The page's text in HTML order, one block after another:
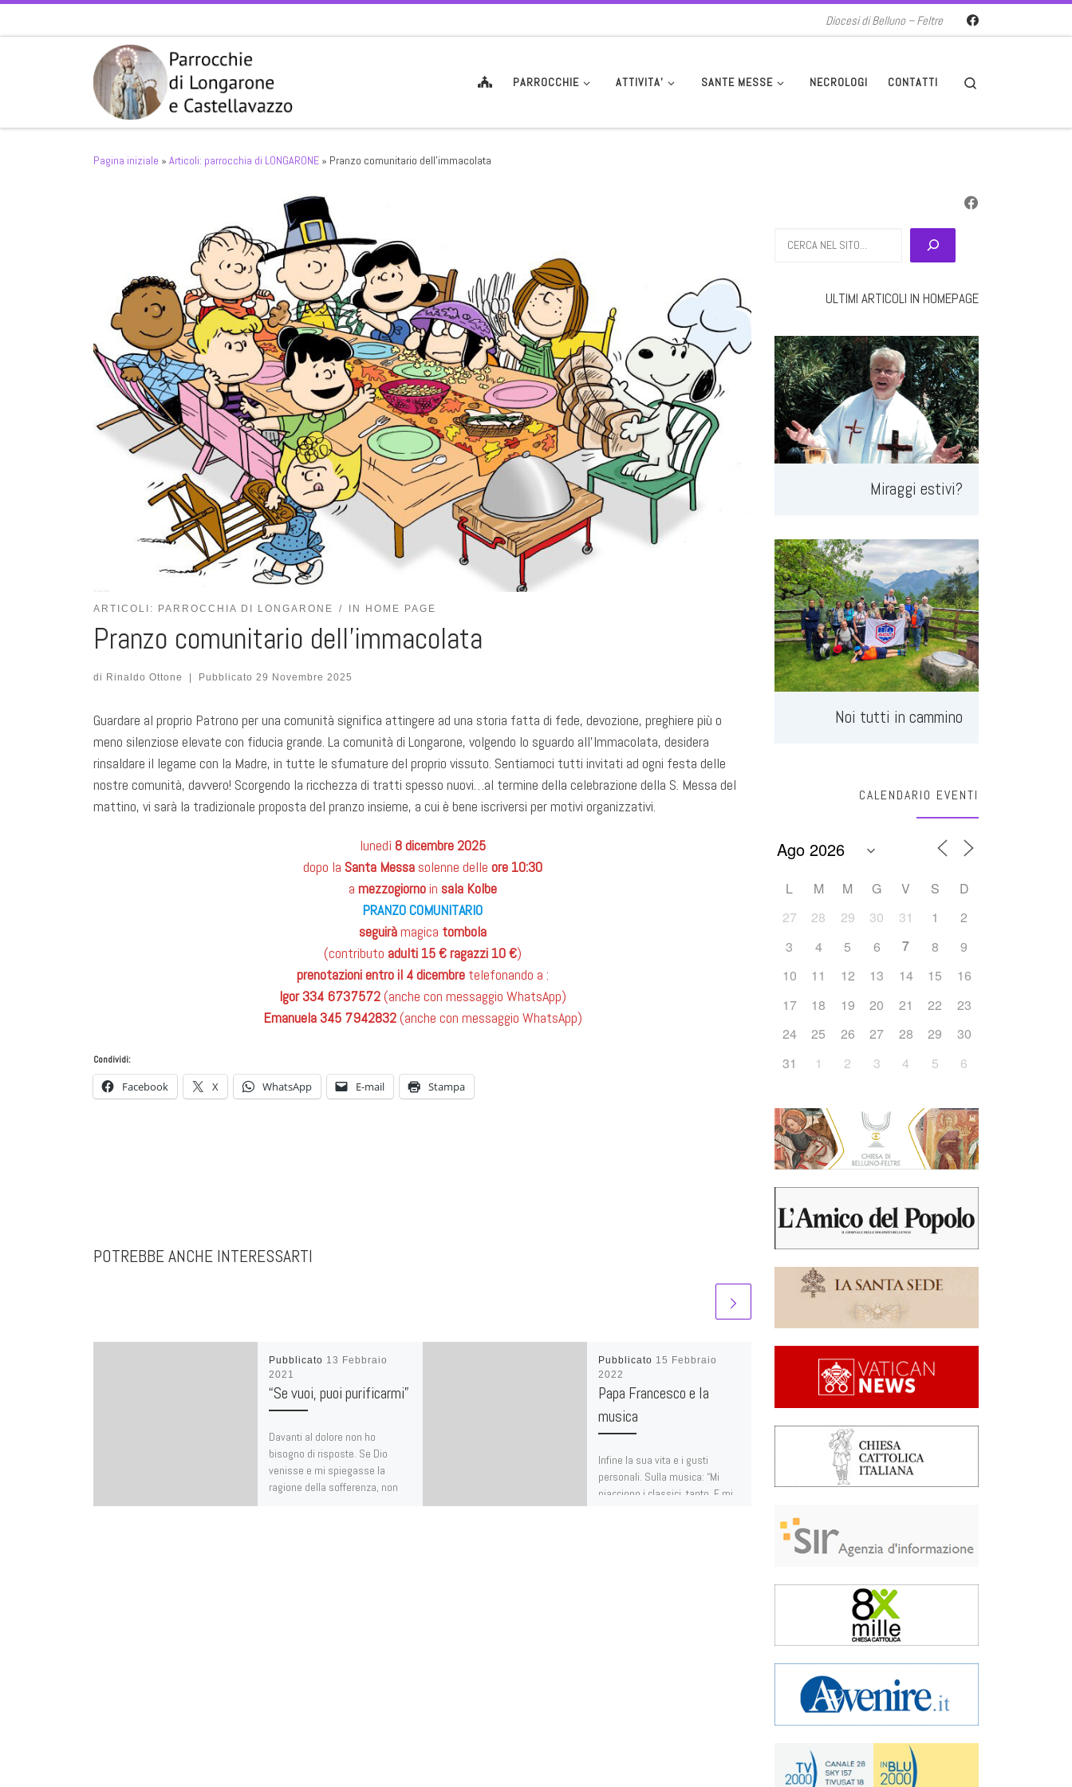
Diocesi di Belluno – Feltre
PARROCCHIE ATTIVITA’ SANTE MESSE NECROLOGI CONTATTI
Pagina iniziale » Articoli: parrocchia di LONGARONE » Pranzo comunitario dell’immacolata
ARTICOLI: PARROCCHIA DI LONGARONE IN HOME PAGE
Pranzo comunitario dell’immacolata
di Rinaldo Ottone | Pubblicato 29 Novembre 2025
Guardare al proprio Patrono per una comunità significa attingere ad una storia fatta di fede, devozione, preghiere più o
meno silenziose elevate con fiducia grande. La comunità di Longarone, volgendo lo sguardo all’Immacolata, desidera
rinsaldare il legame con la Madre, in tutte le sfumature del proprio vissuto. Sentiamoci tutti invitati ad ogni festa delle
nostre comunità, davvero! Scorgendo la ricchezza di tratti spesso nuovi…al termine della celebrazione della S. Messa del
mattino, vi sarà la tradizionale proposta del pranzo insieme, a cui è bene iscriversi per motivi organizzativi.
lunedì8 dicembre 2025
dopo la Santa Messa solenne delle ore 10:30
a mezzogiornoin sala Kolbe
PRANZO COMUNITARIO
seguiràmagica tombola
(contributo adulti 15 € ragazzi 10 €)
prenotazioni entro il 4 dicembretelefonando a :
Igor 334 6737572 (anche con messaggio WhatsApp)
Emanuela 345 7942832(anche con messaggio WhatsApp)
Condividi:
Facebook X WhatsApp E-mail Stampa
POTREBBE ANCHE INTERESSARTI
Pubblicato 13 Febbraio
2021
“Se vuoi, puoi purificarmi”
Davanti al dolore non ho
bisogno di risposte. Se Dio
venisse e mi spiegasse la
ragione della sofferenza, non
Pubblicato 15 Febbraio
2022
Papa Francesco e la
musica
Infine la sua vita e i gusti
personali. Sulla musica: “Mi
piacciono i classici, tanto. E mi
Pubblicato
2021
ULTIMI ARTICOLI IN HOMEPAGE
Miraggi estivi?
Noi tutti in cammino
CALENDARIO EVENTI
L M M G V S
D
27
28 29 30 31 1
2
3
4 5 6 7 8
9
10
11 12 13 14 15
16
17
18 19 20 21 22
23
24
25 26 27 28 29
30
31
1 2 3 4 5 6